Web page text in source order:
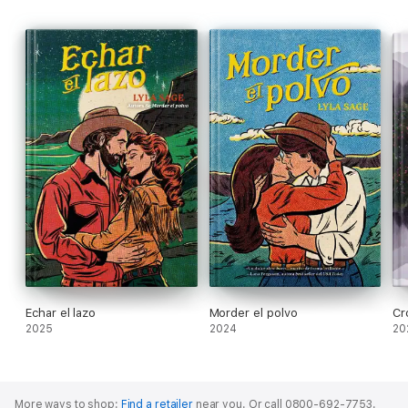
Echar el lazo
2025
Morder el polvo
2024
More ways to shop: Find a retailernear you. Or call 0800-692-7753.